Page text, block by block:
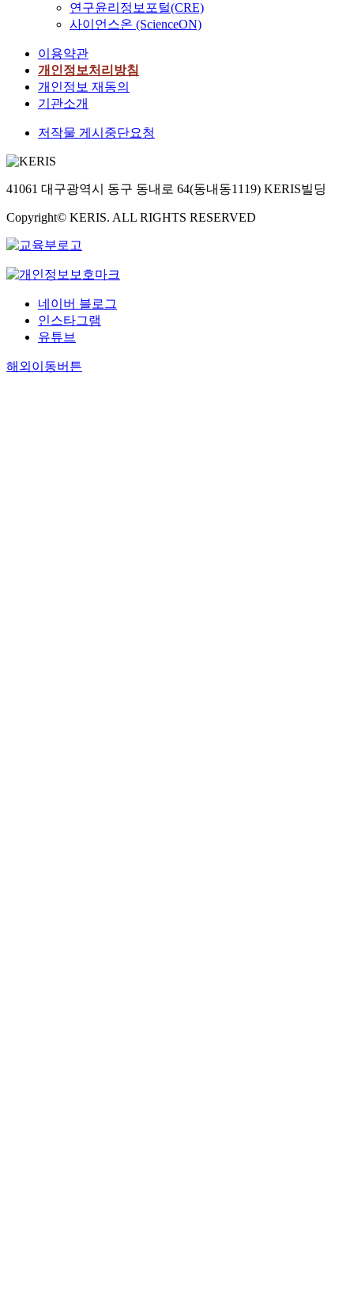
연구윤리정보포털(CRE)
사이언스온 (ScienceON)
이용약관
개인정보처리방침
개인정보 재동의
기관소개
저작물 게시중단요청
41061 대구광역시 동구 동내로 64(동내동1119) KERIS빌딩
Copyright© KERIS. ALL RIGHTS RESERVED
네이버 블로그
인스타그램
유튜브
해외이동버튼